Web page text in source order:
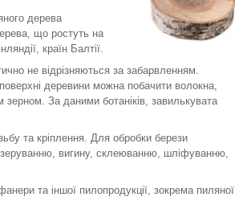
дерева
що ростуть на
країн Балтії.
не відрізняються за забарвленням.
деревини можна побачити волокна,
зерном. За даними ботаніків, завилькувата
та кріплення. Для обробки берези
вигину, склеюванню, шліфуванню,
та іншої пилопродукції, зокрема пиляної